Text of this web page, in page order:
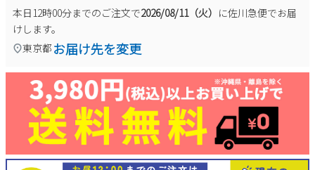
本日 12時00分までのご注文で2026/08/11（火） に佐川急便でお届
けします。
東京都 お届け先を変更